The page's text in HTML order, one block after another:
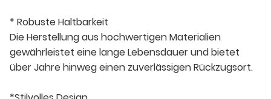
* Robuste Haltbarkeit
Die Herstellung aus hochwertigen Materialien
gewährleistet eine lange Lebensdauer und bietet
über Jahre hinweg einen zuverlässigen Rückzugsort.